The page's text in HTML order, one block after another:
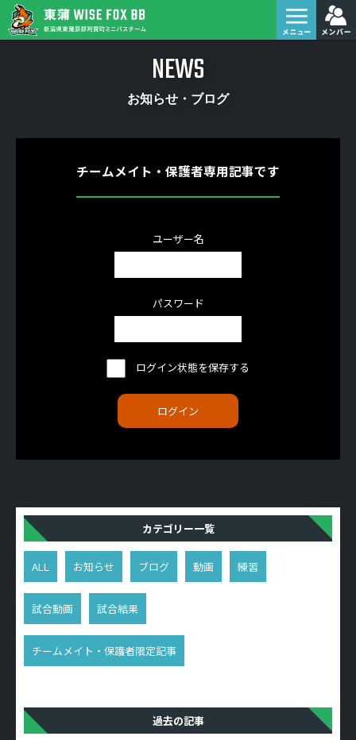
NEWS
お知らせ・ブログ
チームメイト・保護者専用記事です
ユーザー名
パスワード
ログイン状態を保存する
カテゴリー一覧
ALL お知らせ ブログ 動画 練習
試合動画 試合結果
チームメイト・保護者限定記事
過去の記事